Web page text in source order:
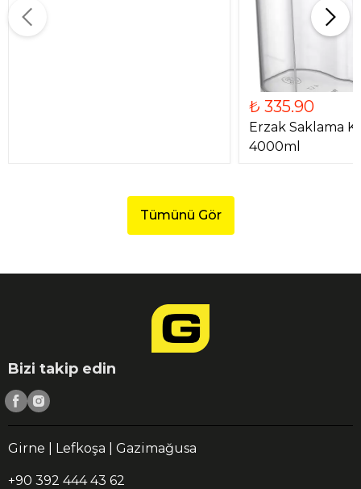
₺ 335.90
Erzak Saklama
4000ml
Tümünü Gör
Bizi takip edin
Girne | Lefkoşa | Gazimağusa
+90 392 444 43 62